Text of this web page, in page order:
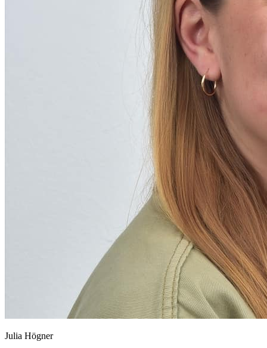
Julia Högner